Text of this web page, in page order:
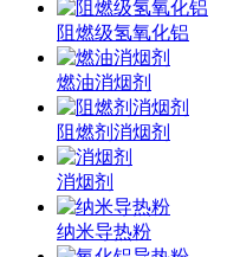
阻燃级氢氧化铝
燃油消烟剂
阻燃剂消烟剂
消烟剂
纳米导热粉